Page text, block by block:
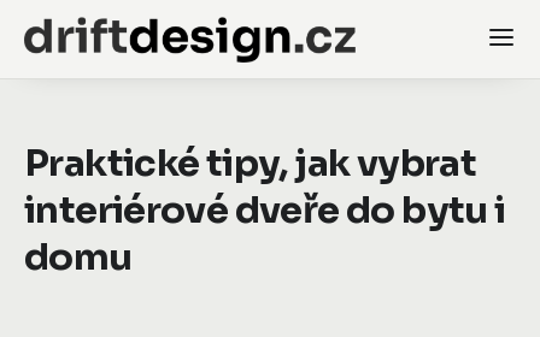
Praktické tipy, jak vybrat
interiérové dveře do bytu i
domu